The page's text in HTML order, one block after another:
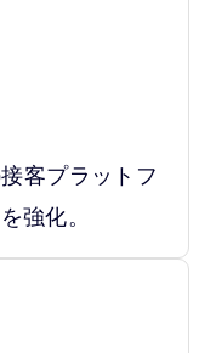
客プラットフ
強化。